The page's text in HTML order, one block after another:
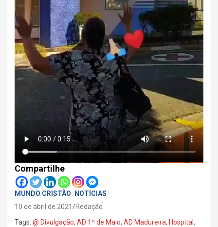
Compartilhe
MUNDO CRISTÃO
NOTÍCIAS
10 de abril de 2021
Redação
Tags: @ Divulgação, AD 1º de Maio, AD Madureira, Hospital ,